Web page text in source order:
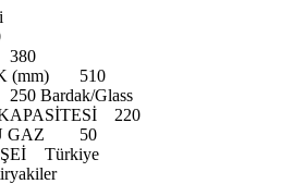
380
(mm)
510
250 Bardak/Glass
220
GAZ
50
Türkiye